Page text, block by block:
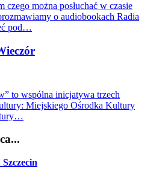
można posłuchać w czasie
o audiobookach Radia
pod…
to wspólna inicjatywa trzech
Miejskiego Ośrodka Kultury